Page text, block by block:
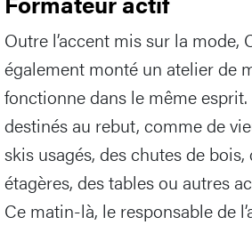
Outre l’accent mis sur la mode,
également monté un atelier de
fonctionne dans le même
destinés au rebut, comme de
skis usagés, des chutes de
étagères, des tables ou autres
Ce matin-là, le responsable de